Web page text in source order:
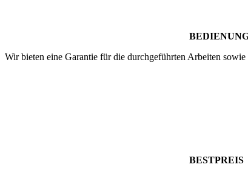
Wir bieten eine Garantie für die durchgeführten Arbeiten
BESTPREIS